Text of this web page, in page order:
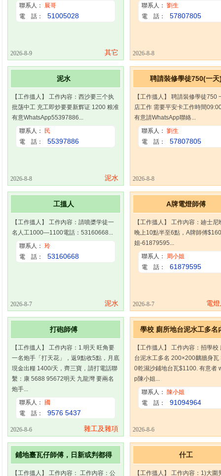
聯系人：
展哥
電 話：
51005028
其它
2026-8-9
聯系人： 劉生
電 話：
57807805
2026-8-8
泥水
【工作搵人】 工作內容：西沙要三个执
批荡中工 充工即炒要要新辉证 1200 粮准
有意WhatsApp55397886...
聯系人：
民
電 話：
55397886
泥水
2026-8-8
聘請裝修學徒750(一天
【工作搵人】 聘請裝修學徒750
店工作 需要平安卡工作時間
有意請WhatsApp聯絡...
聯系人： 劉生
電 話：
57807805
2026-8-8
工搵人
【工作搵人】 工作內容：請噴槳学徒一
名人工1000—1100電話：53160668...
聯系人： 玲
電 話：
53160668
泥水
2026-8-7
A牌電燈師傅
【工作搵人】 工作內容：廸士尼
晚上10點半至6點，A牌師傅
姐-61879595...
聯系人：
周小姐
電 話：
61879595
電
2026-8-7
打砲師傅
【工作搵人】 工作內容：1.明天 旺角要
一名炮手「打天花」，返9點收5點，月底
現金出糧 1400/天，齊三寶，請打電話聯
繫：康 5688 95672明天 九龍灣 要兩名
炮手...
聯系人：
國
電 話：
9576 5437
雜工及雜項
2026-8-6
學校 廁所地台泥水工多名
【工作搵人】 工作內容：招學校
台泥水工多名 200×200黐牆身
0乾濕沙鋪地台瓦$1100. 有意者
p陳小姐...
聯系人：
陳小姐
電 話：
91094964
2026-8-6
鋪地臺瓦仔師傅，日新或判都得
【工作搵人】 工作內容： 工作內容：公
什工
【工作搵人】 工作內容：1)大圍